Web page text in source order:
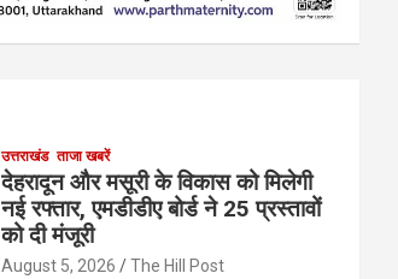
उत्तराखंड ताजा खबरें
देहरादून और मसूरी के विकास को मिलेगी
नई रफ्तार, एमडीडीए बोर्ड ने 25 प्रस्तावों
को दी मंजूरी
August 5, 2026 The Hill Post